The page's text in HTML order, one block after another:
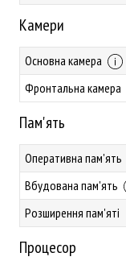
Камери
Основна камера
Фронтальна камера
Пам'ять
Оперативна пам'ять
Вбудована пам'ять
Розширення пам'яті
Процесор